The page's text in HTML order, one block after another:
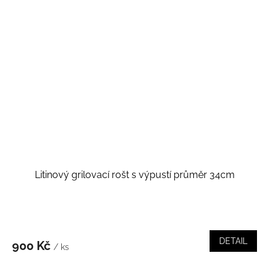
Litinový grilovací rošt s výpustí průměr 34cm
900 Kč / ks
DETAIL